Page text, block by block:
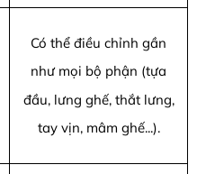
Có thể điều chỉnh gần
như mọi bộ phận (tựa
đầu, lưng ghế, thắt lưng,
tay vịn, mâm ghế...).